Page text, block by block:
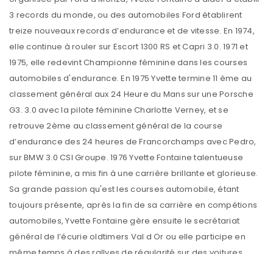
3 records du monde, ou des automobiles Ford établirent
treize nouveaux records d’endurance et de vitesse. En 1974,
elle continue à rouler sur Escort 1300 RS et Capri 3.0. 1971 et
1975, elle redevint Championne féminine dans les courses
automobiles d'endurance. En 1975 Yvette termine 11 ème au
classement général aux 24 Heure du Mans sur une Porsche
G3. 3.0 avec la pilote féminine Charlotte Verney, et se
retrouve 2ème au classement général de la course
d’endurance des 24 heures de Francorchamps avec Pedro,
sur BMW 3.0 CSI Groupe. 1976 Yvette Fontaine talentueuse
pilote féminine, a mis fin à une carrière brillante et glorieuse.
Sa grande passion qu'est les courses automobile, étant
toujours présente, après la fin de sa carrière en compétions
automobiles, Yvette Fontaine gère ensuite le secrétariat
général de l’écurie oldtimers Val d Or ou elle participe en